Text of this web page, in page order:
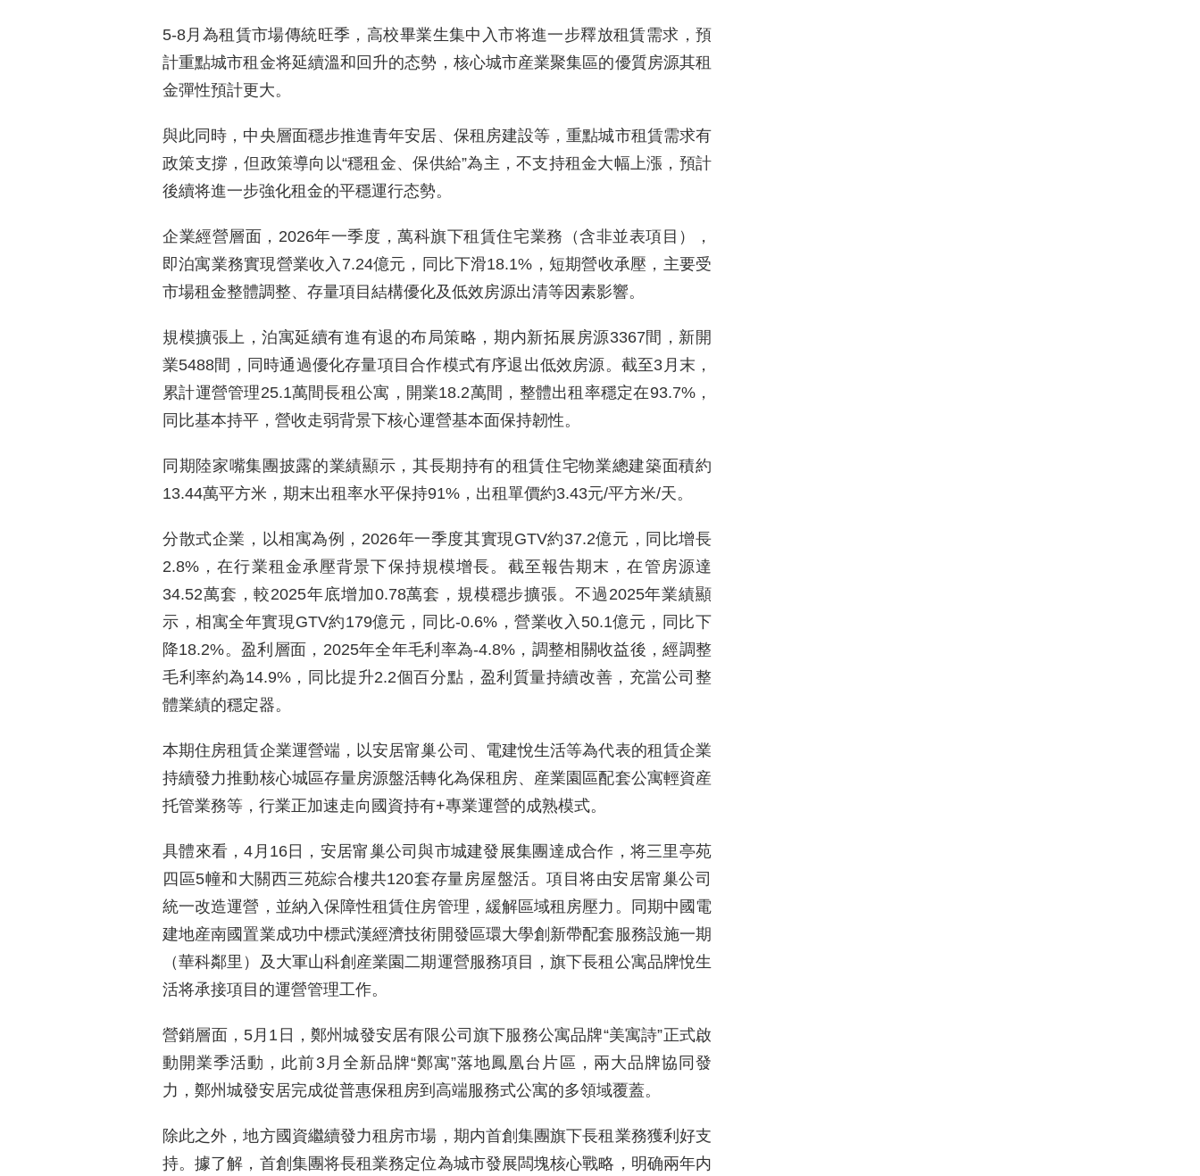
5-8月為租賃市場傳統旺季，高校畢業生集中入市将進一步釋放租賃需求，預
計重點城市租金将延續溫和回升的态勢，核心城市産業聚集區的優質房源其租
金彈性預計更大。
與此同時，中央層面穩步推進青年安居、保租房建設等，重點城市租賃需求有
政策支撐，但政策導向以“穩租金、保供給”為主，不支持租金大幅上漲，預計
後續将進一步強化租金的平穩運行态勢。
企業經營層面，2026年一季度，萬科旗下租賃住宅業務（含非並表項目），
即泊寓業務實現營業收入7.24億元，同比下滑18.1%，短期營收承壓，主要受
市場租金整體調整、存量項目結構優化及低效房源出清等因素影響。
規模擴張上，泊寓延續有進有退的布局策略，期内新拓展房源3367間，新開
業5488間，同時通過優化存量項目合作模式有序退出低效房源。截至3月末，
累計運營管理25.1萬間長租公寓，開業18.2萬間，整體出租率穩定在93.7%，
同比基本持平，營收走弱背景下核心運營基本面保持韌性。
同期陸家嘴集團披露的業績顯示，其長期持有的租賃住宅物業總建築面積約
13.44萬平方米，期末出租率水平保持91%，出租單價約3.43元/平方米/天。
分散式企業，以相寓為例，2026年一季度其實現GTV約37.2億元，同比增長
2.8%，在行業租金承壓背景下保持規模增長。截至報告期末，在管房源達
34.52萬套，較2025年底增加0.78萬套，規模穩步擴張。不過2025年業績顯
示，相寓全年實現GTV約179億元，同比-0.6%，營業收入50.1億元，同比下
降18.2%。盈利層面，2025年全年毛利率為-4.8%，調整相關收益後，經調整
毛利率約為14.9%，同比提升2.2個百分點，盈利質量持續改善，充當公司整
體業績的穩定器。
本期住房租賃企業運營端，以安居甯巢公司、電建悅生活等為代表的租賃企業
持續發力推動核心城區存量房源盤活轉化為保租房、産業園區配套公寓輕資産
托管業務等，行業正加速走向國資持有+專業運營的成熟模式。
具體來看，4月16日，安居甯巢公司與市城建發展集團達成合作，将三里亭苑
四區5幢和大關西三苑綜合樓共120套存量房屋盤活。項目将由安居甯巢公司
統一改造運營，並納入保障性租賃住房管理，緩解區域租房壓力。同期中國電
建地産南國置業成功中標武漢經濟技術開發區環大學創新帶配套服務設施一期
（華科鄰里）及大軍山科創産業園二期運營服務項目，旗下長租公寓品牌悅生
活将承接項目的運營管理工作。
營銷層面，5月1日，鄭州城發安居有限公司旗下服務公寓品牌“美寓詩”正式啟
動開業季活動，此前3月全新品牌“鄭寓”落地鳳凰台片區，兩大品牌協同發
力，鄭州城發安居完成從普惠保租房到高端服務式公寓的多領域覆蓋。
除此之外，地方國資繼續發力租房市場，期内首創集團旗下長租業務獲利好支
持。據了解，首創集團将長租業務定位為城市發展闆塊核心戰略，明确兩年内